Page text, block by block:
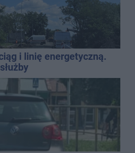
i linię energetyczną.